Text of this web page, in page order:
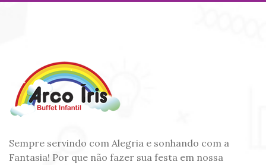
Sempre servindo com Alegria e sonhando com a
Fantasia! Por que não fazer sua festa em nossa